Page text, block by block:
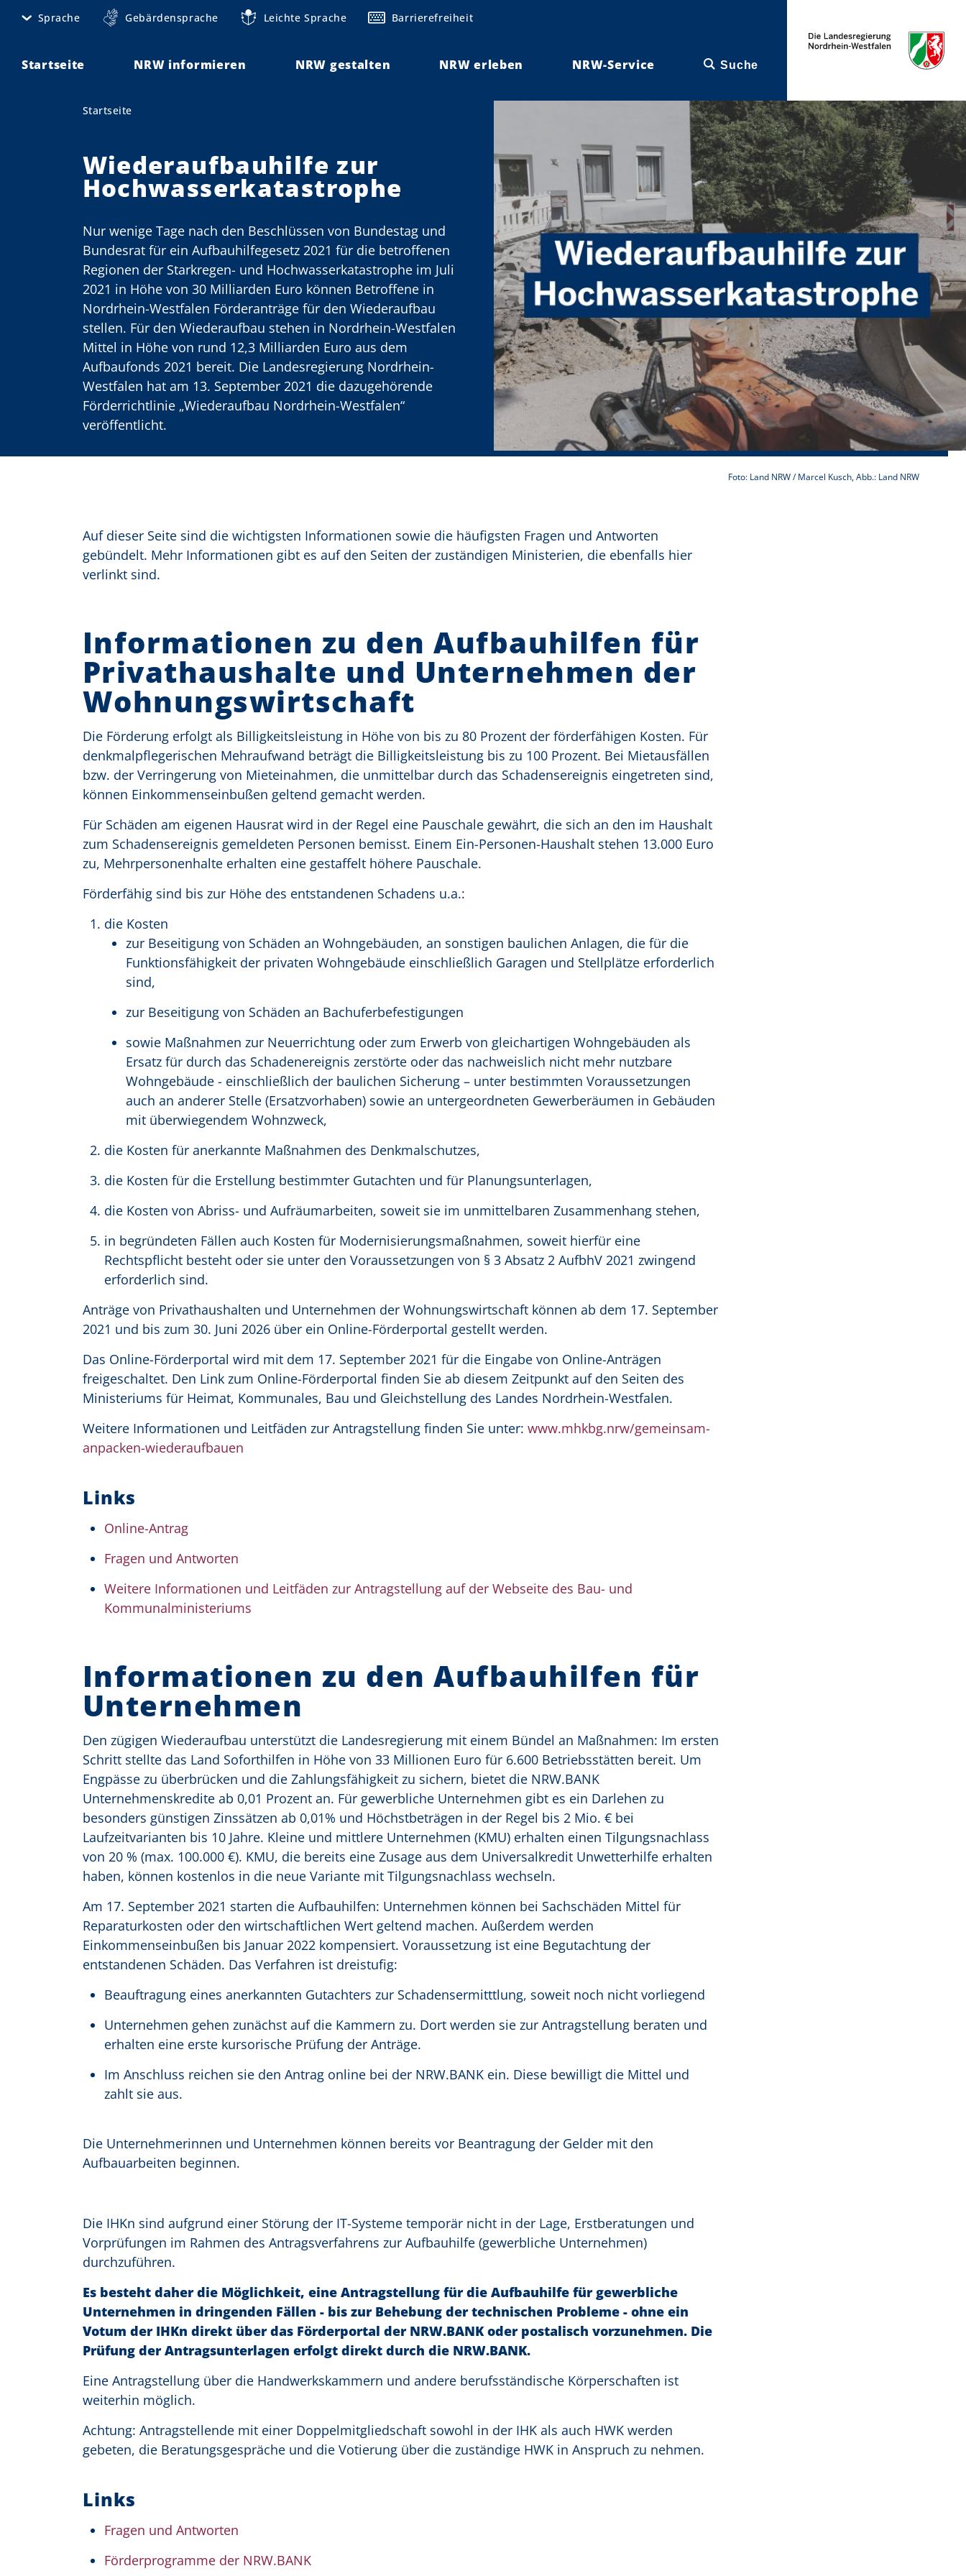
Sprache Gebärdensprache Leichte Sprache Barrierefreiheit
Startseite NRW informieren NRW gestalten NRW erleben NRW-Service Suche
Sie sind hier:
Startseite
Wiederaufbauhilfe zur
Hochwasserkatastrophe
Nur wenige Tage nach den Beschlüssen von Bundestag und
Bundesrat für ein Aufbauhilfegesetz 2021 für die betroffenen
Regionen der Starkregen- und Hochwasserkatastrophe im Juli
2021 in Höhe von 30 Milliarden Euro können Betroffene in
Nordrhein-Westfalen Förderanträge für den Wiederaufbau
stellen. Für den Wiederaufbau stehen in Nordrhein-Westfalen
Mittel in Höhe von rund 12,3 Milliarden Euro aus dem
Aufbaufonds 2021 bereit. Die Landesregierung Nordrhein-
Westfalen hat am 13. September 2021 die dazugehörende
Förderrichtlinie „Wiederaufbau Nordrhein-Westfalen“
veröffentlicht.
Foto: Land NRW / Marcel Kusch, Abb.: Land NRW
Auf dieser Seite sind die wichtigsten Informationen sowie die häufigsten Fragen und Antworten
gebündelt. Mehr Informationen gibt es auf den Seiten der zuständigen Ministerien, die ebenfalls hier
verlinkt sind.
Informationen zu den Aufbauhilfen für
Privathaushalte und Unternehmen der
Wohnungswirtschaft
Die Förderung erfolgt als Billigkeitsleistung in Höhe von bis zu 80 Prozent der förderfähigen Kosten. Für
denkmalpflegerischen Mehraufwand beträgt die Billigkeitsleistung bis zu 100 Prozent. Bei Mietausfällen
bzw. der Verringerung von Mieteinahmen, die unmittelbar durch das Schadensereignis eingetreten sind,
können Einkommenseinbußen geltend gemacht werden.
Für Schäden am eigenen Hausrat wird in der Regel eine Pauschale gewährt, die sich an den im Haushalt
zum Schadensereignis gemeldeten Personen bemisst. Einem Ein-Personen-Haushalt stehen 13.000 Euro
zu, Mehrpersonenhalte erhalten eine gestaffelt höhere Pauschale.
Förderfähig sind bis zur Höhe des entstandenen Schadens u.a.:
die Kosten
zur Beseitigung von Schäden an Wohngebäuden, an sonstigen baulichen Anlagen, die für die
Funktionsfähigkeit der privaten Wohngebäude einschließlich Garagen und Stellplätze erforderlich
sind,
zur Beseitigung von Schäden an Bachuferbefestigungen
sowie Maßnahmen zur Neuerrichtung oder zum Erwerb von gleichartigen Wohngebäuden als
Ersatz für durch das Schadenereignis zerstörte oder das nachweislich nicht mehr nutzbare
Wohngebäude - einschließlich der baulichen Sicherung – unter bestimmten Voraussetzungen
auch an anderer Stelle (Ersatzvorhaben) sowie an untergeordneten Gewerberäumen in Gebäuden
mit überwiegendem Wohnzweck,
die Kosten für anerkannte Maßnahmen des Denkmalschutzes,
die Kosten für die Erstellung bestimmter Gutachten und für Planungsunterlagen,
die Kosten von Abriss- und Aufräumarbeiten, soweit sie im unmittelbaren Zusammenhang stehen,
in begründeten Fällen auch Kosten für Modernisierungsmaßnahmen, soweit hierfür eine
Rechtspflicht besteht oder sie unter den Voraussetzungen von § 3 Absatz 2 AufbhV 2021 zwingend
erforderlich sind.
Anträge von Privathaushalten und Unternehmen der Wohnungswirtschaft können ab dem 17. September
2021 und bis zum 30. Juni 2026 über ein Online-Förderportal gestellt werden.
Das Online-Förderportal wird mit dem 17. September 2021 für die Eingabe von Online-Anträgen
freigeschaltet. Den Link zum Online-Förderportal finden Sie ab diesem Zeitpunkt auf den Seiten des
Ministeriums für Heimat, Kommunales, Bau und Gleichstellung des Landes Nordrhein-Westfalen.
Weitere Informationen und Leitfäden zur Antragstellung finden Sie unter: www.mhkbg.nrw/gemeinsam-
anpacken-wiederaufbauen
Links
Online-Antrag
Fragen und Antworten
Weitere Informationen und Leitfäden zur Antragstellung auf der Webseite des Bau- und
Kommunalministeriums
Informationen zu den Aufbauhilfen für
Unternehmen
Den zügigen Wiederaufbau unterstützt die Landesregierung mit einem Bündel an Maßnahmen: Im ersten
Schritt stellte das Land Soforthilfen in Höhe von 33 Millionen Euro für 6.600 Betriebsstätten bereit. Um
Engpässe zu überbrücken und die Zahlungsfähigkeit zu sichern, bietet die NRW.BANK
Unternehmenskredite ab 0,01 Prozent an. Für gewerbliche Unternehmen gibt es ein Darlehen zu
besonders günstigen Zinssätzen ab 0,01% und Höchstbeträgen in der Regel bis 2 Mio. € bei
Laufzeitvarianten bis 10 Jahre. Kleine und mittlere Unternehmen (KMU) erhalten einen Tilgungsnachlass
von 20 % (max. 100.000 €). KMU, die bereits eine Zusage aus dem Universalkredit Unwetterhilfe erhalten
haben, können kostenlos in die neue Variante mit Tilgungsnachlass wechseln.
Am 17. September 2021 starten die Aufbauhilfen: Unternehmen können bei Sachschäden Mittel für
Reparaturkosten oder den wirtschaftlichen Wert geltend machen. Außerdem werden
Einkommenseinbußen bis Januar 2022 kompensiert. Voraussetzung ist eine Begutachtung der
entstandenen Schäden. Das Verfahren ist dreistufig:
Beauftragung eines anerkannten Gutachters zur Schadensermitttlung, soweit noch nicht vorliegend
Unternehmen gehen zunächst auf die Kammern zu. Dort werden sie zur Antragstellung beraten und
erhalten eine erste kursorische Prüfung der Anträge.
Im Anschluss reichen sie den Antrag online bei der NRW.BANK ein. Diese bewilligt die Mittel und
zahlt sie aus.
Die Unternehmerinnen und Unternehmen können bereits vor Beantragung der Gelder mit den
Aufbauarbeiten beginnen.
Die IHKn sind aufgrund einer Störung der IT-Systeme temporär nicht in der Lage, Erstberatungen und
Vorprüfungen im Rahmen des Antragsverfahrens zur Aufbauhilfe (gewerbliche Unternehmen)
durchzuführen.
Es besteht daher die Möglichkeit, eine Antragstellung für die Aufbauhilfe für gewerbliche
Unternehmen in dringenden Fällen - bis zur Behebung der technischen Probleme - ohne ein
Votum der IHKn direkt über das Förderportal der NRW.BANK oder postalisch vorzunehmen. Die
Prüfung der Antragsunterlagen erfolgt direkt durch die NRW.BANK.
Eine Antragstellung über die Handwerkskammern und andere berufsständische Körperschaften ist
weiterhin möglich.
Achtung: Antragstellende mit einer Doppelmitgliedschaft sowohl in der IHK als auch HWK werden
gebeten, die Beratungsgespräche und die Votierung über die zuständige HWK in Anspruch zu nehmen.
Links
Fragen und Antworten
Förderprogramme der NRW.BANK